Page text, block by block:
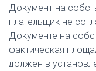
Документ на
плательщик не
Документе на
фактическая
должен в